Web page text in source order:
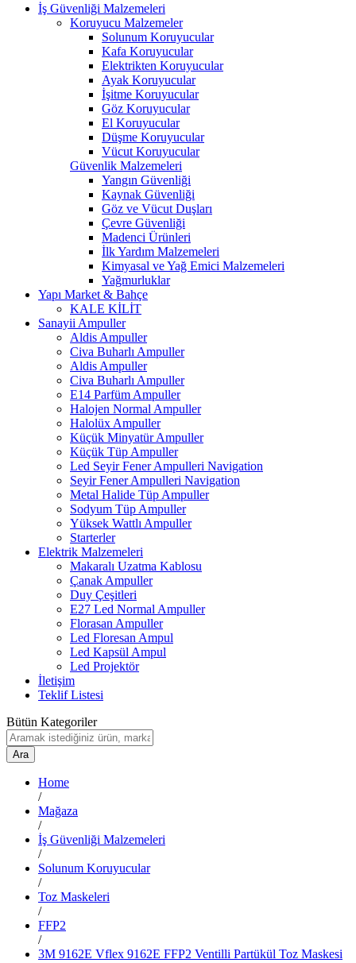
İş Güvenliği Malzemeleri
Koruyucu Malzemeler
Solunum Koruyucular
Kafa Koruyucular
Elektrikten Koruyucular
Ayak Koruyucular
İşitme Koruyucular
Göz Koruyucular
El Koruyucular
Düşme Koruyucular
Vücut Koruyucular
Güvenlik Malzemeleri
Yangın Güvenliği
Kaynak Güvenliği
Göz ve Vücut Duşları
Çevre Güvenliği
Madenci Ürünleri
İlk Yardım Malzemeleri
Kimyasal ve Yağ Emici Malzemeleri
Yağmurluklar
Yapı Market & Bahçe
KALE KİLİT
Sanayii Ampuller
Aldis Ampuller
Civa Buharlı Ampuller
Aldis Ampuller
Civa Buharlı Ampuller
E14 Parfüm Ampuller
Halojen Normal Ampuller
Halolüx Ampuller
Küçük Minyatür Ampuller
Küçük Tüp Ampuller
Led Seyir Fener Ampulleri Navigation
Seyir Fener Ampulleri Navigation
Metal Halide Tüp Ampuller
Sodyum Tüp Ampuller
Yüksek Wattlı Ampuller
Starterler
Elektrik Malzemeleri
Makaralı Uzatma Kablosu
Çanak Ampuller
Duy Çeşitleri
E27 Led Normal Ampuller
Florasan Ampuller
Led Floresan Ampul
Led Kapsül Ampul
Led Projektör
İletişim
Teklif Listesi
Bütün Kategoriler
Ara
Home
/
Mağaza
/
İş Güvenliği Malzemeleri
/
Solunum Koruyucular
/
Toz Maskeleri
/
FFP2
/
3M 9162E Vflex 9162E FFP2 Ventilli Partükül Toz Maskesi